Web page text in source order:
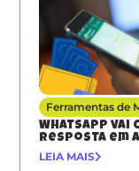
Ferramentas de
Whatsapp vai
resposta em
LEIA MAIS